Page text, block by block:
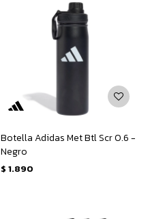
Botella Adidas Met Btl Scr 0.6 -
Negro
$ 1.890